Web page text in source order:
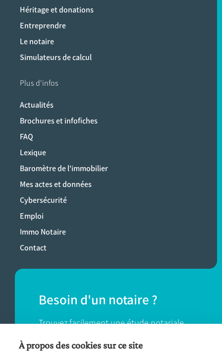
Héritage et donations
Entreprendre
Le notaire
Simulateurs de calcul
Plus d'infos
Actualités
Brochures et infofiches
FAQ
Lexique
Baromètre de l'immobilier
Mes actes et données
Cybersécurité
Emploi
Immo Notaire
Contact
Besoin d'un notaire ?
Trouvez facilement une étude notariale
près de chez vous.
À propos des cookies sur ce site